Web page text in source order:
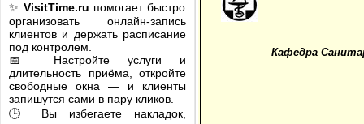
✨ VisitTime.ru помогает быстро
организовать онлайн-запись
клиентов и держать расписание
под контролем.
📅 Настройте услуги и
длительность приёма, откройте
свободные окна — и клиенты
запишутся сами в пару кликов.
🕒 Вы избегаете накладок,
Кафедра